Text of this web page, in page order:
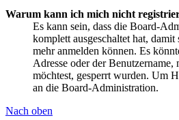
Warum kann ich mich nicht
Es kann sein, dass die Board-
komplett ausgeschaltet hat,
mehr anmelden können. Es
Adresse oder der
möchtest, gesperrt wurden. Um
an die Board-Administration.
Nach oben